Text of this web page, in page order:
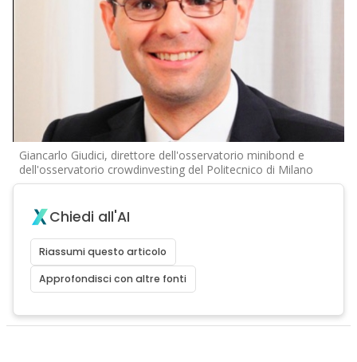
Giancarlo Giudici, direttore dell'osservatorio minibond e
dell'osservatorio crowdinvesting del Politecnico di Milano
Chiedi all'AI
Riassumi questo articolo
Approfondisci con altre fonti